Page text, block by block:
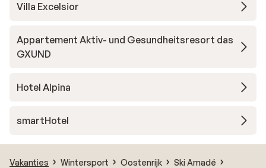
Villa Excelsior
Appartement Aktiv- und Gesundheitsresort das
GXUND
Hotel Alpina
smartHotel
Vakanties Wintersport Oostenrijk
Ski Amadé